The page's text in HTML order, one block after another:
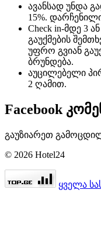
ავანსად უნდა
15%.
Check in-მდე 3
გაუქმების
უფრო გვიან
ბრუნდება.
აუცილებელი
2 ღამით.
Facebook
გაუზიარეთ
© 2026 Hotel24
ყველა